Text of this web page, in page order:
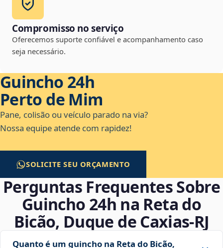
Compromisso no serviço
Oferecemos suporte confiável e acompanhamento caso
seja necessário.
Guincho 24h
Perto de Mim
Pane, colisão ou veículo parado na via?
Nossa equipe atende com rapidez!
SOLICITE SEU ORÇAMENTO
Perguntas Frequentes Sobre
Guincho 24h na Reta do
Bicão, Duque de Caxias‑RJ
Quanto é um guincho na Reta do Bicão,